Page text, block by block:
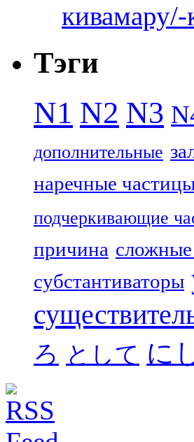
Тэги
N1 N2 N3
дополнительные
наречные
подчеркивающие
причина сложные
субстантиваторы
ろ として に